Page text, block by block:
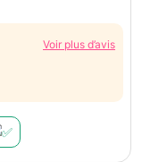
Voir plus d’avis